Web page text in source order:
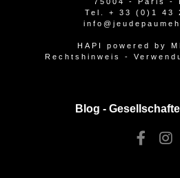
Tel. + 33 (0)1 43
HAPI powered by
Rechtshinweis
-
Blog -